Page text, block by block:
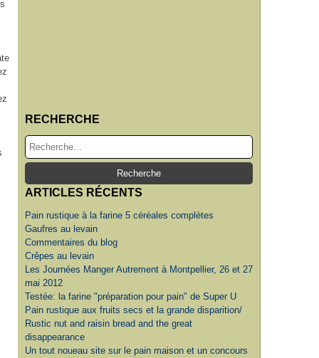
RECHERCHE
ARTICLES RÉCENTS
Pain rustique à la farine 5 céréales complètes
Gaufres au levain
Commentaires du blog
Crêpes au levain
Les Journées Manger Autrement à Montpellier, 26 et 27
mai 2012
Testée: la farine "préparation pour pain" de Super U
Pain rustique aux fruits secs et la grande disparition/
Rustic nut and raisin bread and the great
disappearance
Un tout noueau site sur le pain maison et un concours